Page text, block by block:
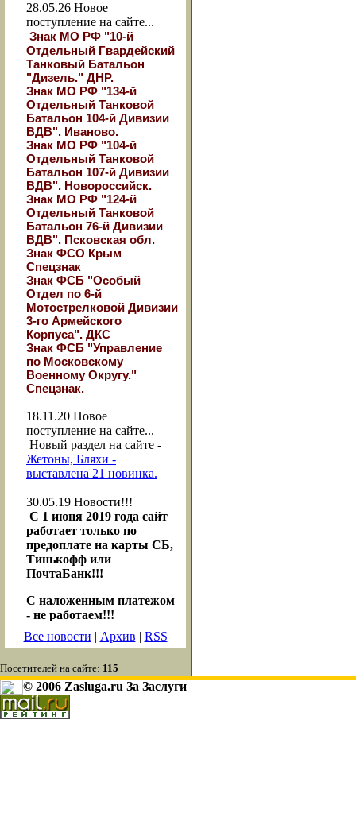
28.05.26 Новое
поступление на сайте...
Знак МО РФ "10-й
Отдельный Гвардейский
Танковый Батальон
"Дизель." ДНР.
Знак МО РФ "134-й
Отдельный Танковой
Батальон 104-й Дивизии
ВДВ". Иваново.
Знак МО РФ "104-й
Отдельный Танковой
Батальон 107-й Дивизии
ВДВ". Новороссийск.
Знак МО РФ "124-й
Отдельный Танковой
Батальон 76-й Дивизии
ВДВ". Псковская обл.
Знак ФСО Крым
Спецзнак
Знак ФСБ "Особый
Отдел по 6-й
Мотострелковой Дивизии
3-го Армейского
Корпуса". ДКС
Знак ФСБ "Управление
по Московскому
Военному Округу."
Спецзнак.
18.11.20 Новое
поступление на сайте...
Новый раздел на сайте -
Жетоны, Бляхи -
выставлена 21 новинка.
30.05.19 Новости!!!
С 1 июня 2019 года сайт
работает только по
предоплате на карты СБ,
Тинькофф или
ПочтаБанк!!!
С наложенным платежом
- не работаем!!!
Все новости | Архив | RSS
Посетителей на сайте: 115
© 2006 Zasluga.ru За Заслуги